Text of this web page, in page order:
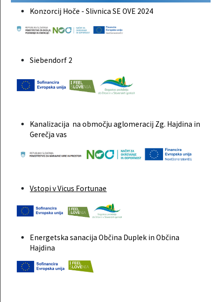
Konzorcij Hoče - Slivnica SE OVE 2024
Siebendorf 2
Kanalizacija na območju aglomeracij Zg. Hajdina in
Gerečja vas
Vstopi v Vicus Fortunae
Energetska sanacija Občina Duplek in Občina
Hajdina